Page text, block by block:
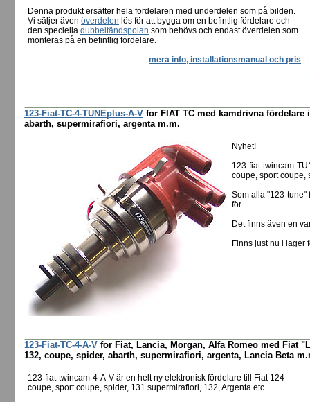
Denna produkt ersätter hela fördelaren med underdelen som på bilden.
Vi säljer även överdelen lös för att bygga om en befintlig fördelare och
den speciella dubbeltändspolan som behövs och endast överdelen som
monteras på en befintlig fördelare.
mera info, installationsmanual och pris
123-Fiat-TC-4-TUNEplus-A-V for FIAT TC med kamdrivna fördelare
abarth, supermirafiori, argenta m.m.
Nyhet!
123-fiat-twincam-
coupe, sport coupe,
Som alla "123-tune"
för.
Det finns även en
Finns just nu i lager
123-Fiat-TC-4-A-V for Fiat, Lancia, Morgan, Alfa Romeo med Fiat
132, coupe, spider, abarth, supermirafiori, argenta, Lancia Beta
123-fiat-twincam-4-A-V är en helt ny elektronisk fördelare till Fiat 124
coupe, sport coupe, spider, 131 supermirafiori, 132, Argenta etc.